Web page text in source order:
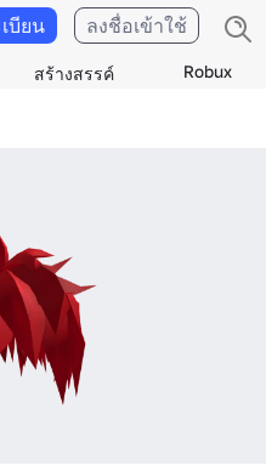
สร้างสรรค์ Robux
บียน ลงชื่อเข้าใช้